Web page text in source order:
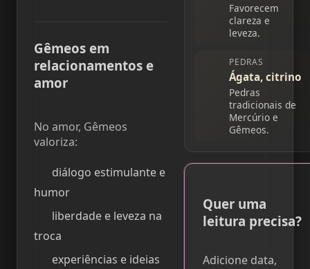
Gêmeos em
relacionamentos e
amor
No amor, Gêmeos
valoriza:
diálogo estimulante e
humor
liberdade e leveza na
troca
experiências e ideias
Favorecem
clareza e
leveza.
PEDRAS
Ágata, citrino
Pedras
tradicionais de
Mercúrio e
Gêmeos.
Quer uma
leitura precisa?
Adicione data,